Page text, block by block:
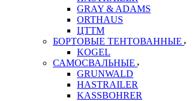
GRAY & ADAMS
ORTHAUS
ЦТТМ
БОРТОВЫЕ ТЕНТОВАННЫЕ
KOGEL
САМОСВАЛЬНЫЕ
GRUNWALD
HASTRAILER
KASSBOHRER